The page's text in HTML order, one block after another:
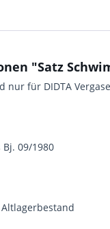
"Satz
nur für DIDTA
Bj. 09/1980